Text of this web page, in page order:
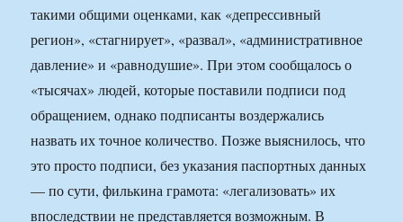
такими общими оценками, как «депрессивный
регион», «стагнирует», «развал», «административное
давление» и «равнодушие». При этом сообщалось о
«тысячах» людей, которые поставили подписи под
обращением, однако подписанты воздержались
назвать их точное количество. Позже выяснилось, что
это просто подписи, без указания паспортных данных
— по сути, филькина грамота: «легализовать» их
впоследствии не представляется возможным. В